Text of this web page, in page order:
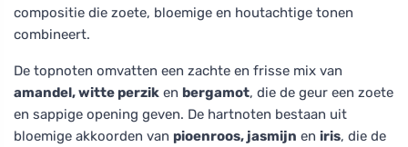
compositie die zoete, bloemige en houtachtige tonen
combineert.
De topnoten omvatten een zachte en frisse mix van
amandel, witte perzik en bergamot, die de geur een zoete
en sappige opening geven. De hartnoten bestaan uit
bloemige akkoorden van pioenroos, jasmijn en iris, die de